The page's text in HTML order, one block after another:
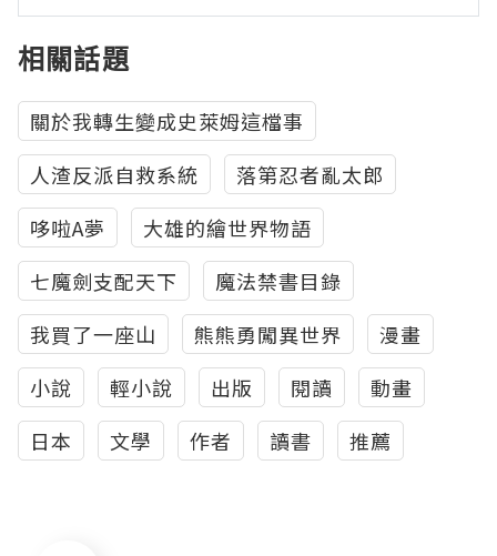
相關話題
關於我轉生變成史萊姆這檔事
人渣反派自救系統
落第忍者亂太郎
哆啦A夢
大雄的繪世界物語
七魔劍支配天下
魔法禁書目錄
我買了一座山
熊熊勇闖異世界
漫畫
小說
輕小說 出版 閱讀
動畫
日本
文學 作者 讀書 推薦